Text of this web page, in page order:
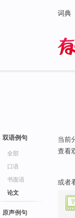
词典
双语例句
全部
口语
书面语
论文
原声例句
当前
查看
或者